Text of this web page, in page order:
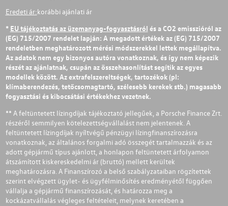
Eredeti ár:korábbi ajánlati ár
* EU tájékoztatás az üzemanyag-fogyasztásról és a CO2 emisszióról az
(EG) 715/2007 rendelet lapján: A megadott értékek az (EG) 715/2007
rendeletben meghatározott mérési módszerekkel lettek megállapítva.
Az adatok nem egy bizonyos autóra vonatkoznak, és így nem képezik
részét az ajánlatnak, csupán az összehasonlítást segítik az egyes
modellek között. Az extrafelszereltségek, tartozékok (pl:
klímaberendezés, tetőcsomagtartó, szélesebb kerekek stb.) magasabb
fogyasztási és kibocsátási értékekhez vezetnek.
** A feltüntetett lízingdíjak tájékoztató jellegűek, a Porsche Finance Zrt.
részéről semmilyen kötelezettségvállalást nem jelentenek. A
feltüntetett lízingdíjak nyíltvégű pénzügyi lízingfinanszírozásra
vonatkoznak, az általános forgalmi adó összegét tartalmazzák és az
adott gépjármű típus ajánlott, a honlapon feltüntetett árfolyamon
átszámított kiskereskedelmi ár (bruttó) mellett kerültek
meghatározásra. A Finanszírozó a belső szabályzataiban rögzítettek
szerint elvégzett ügylet- és ügyfélminősítés eredményétől függően
vállalja a gépjármű finanszírozását, és határozza meg a
kockázatvállalás végleges feltételeit, melynek keretében a